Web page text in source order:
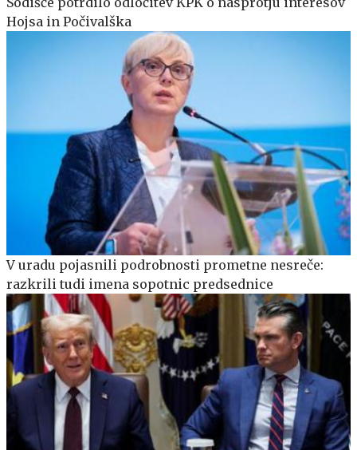
Hojsa in Počivalška
V uradu pojasnili podrobnosti prometne nesreče:
razkrili tudi imena sopotnic predsednice